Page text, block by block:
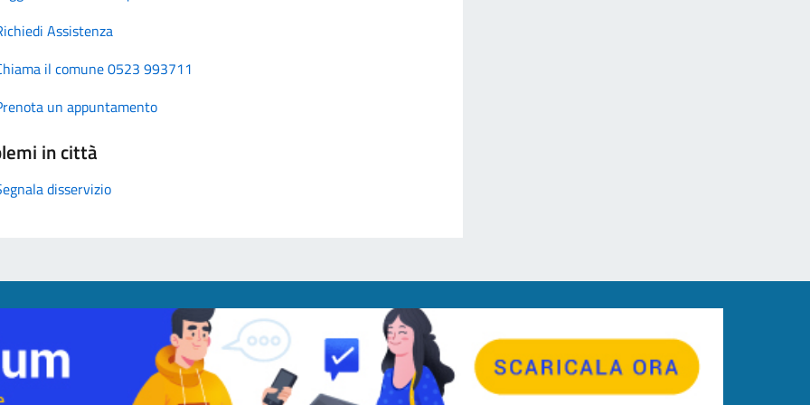
Assistenza
il comune 0523 993711
un appuntamento
in città
disservizio